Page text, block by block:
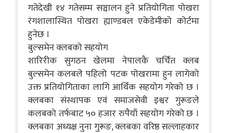
गतेदेखी १४ गतेसम्म सञ्चालन हुने प्रतियोगिता पोखरा
रंगशालास्थित पोखरा ह्याण्डबल एकेडेमीको कोर्टमा
हुनेछ ।
बुल्समेन क्लबको सहयोग
शारिरीक सुगठन खेलमा नेपालकै चर्चित क्लब
बुल्समेन कलबले पहिलो पटक पोखरामा हुन लागेको
उक्त प्रतियोगिताका लागि आर्थिक सहयोग गरेको छ ।
क्लबका संस्थापक एवं समाजसेवी इश्वर गुरूङले
कलबको तर्फबाट ५० हजार रुपैयाँ सहयोग गरेको छ ।
क्लबका अध्यक्ष नुना गुरूङ, क्लबका वरिष्ठ सल्लाहकार